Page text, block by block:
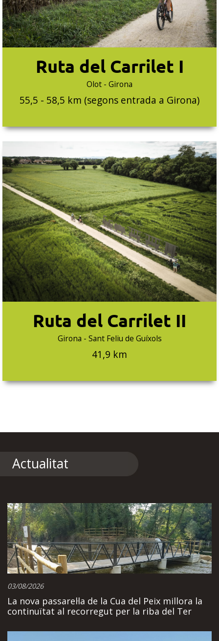
Ruta del Carrilet I
Olot - Girona
55,5 - 58,5 km (segons entrada a Girona)
Ruta del Carrilet II
Girona - Sant Feliu de Guíxols
41,9 km
Actualitat
03/08/2026
La nova passarel·la de la Cua del Peix millora la
continuïtat al recorregut per la riba del Ter